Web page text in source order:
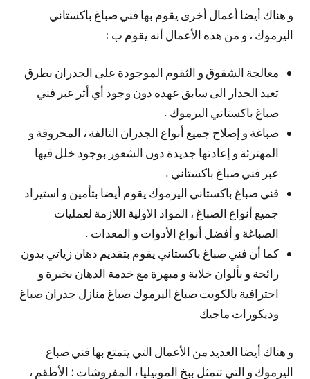
و هناك أيضا أعمال أخرى يقوم بها فني صباغ باكستاني
اليرموك ، و من هذه الأعمال أنه يقوم ب :
معالجة الشقوق و الثقوم الموجودة على الجدران بطرق
تعيد الحدار الى سابق عهده دون وجود أي أثر عبر فني
صباغ باكستاني اليرموك .
صباغة و إصلاح جميع أنواع الجدران التالفة ، المحروقة و
المهترئة و إعادتها جديدة دون الشعور بوجود خلل فيها
عبر فني صباغ باكستاني .
فني صباغ باكستاني اليرموك يقوم أيضا بتأمين و استيراد
جميع أنواع الصباغ ، المواد الاولية اللازمة لعمليات
الصباغة و أفضل أنواع الأدوات و المعدات .
كما أن فني صباغ باكستاني يقوم بتقديم دهان زياتي بدون
رائحة و بألوان خلابة و مبهرة مع خدمة الدهان بخبرة و
احترافية بالكويت صباغ اليرموك صباغ منازل جدران صباغ
وديكورات ماجيك
و هناك أيضا العديد من الأعمال التي يتمتع بها فني صباغ
اليرموك و التي تتمثل ببخ الموبيليا ، المفروشات ؛ الأطقم ،